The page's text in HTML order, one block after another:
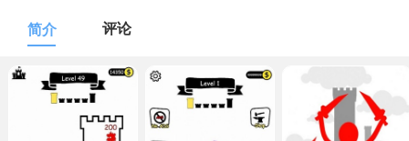
1百+款手游
体育竞速
1百+款手游
冒险解谜
1百+款手游
模拟经营
1百+款手游
简介 评论